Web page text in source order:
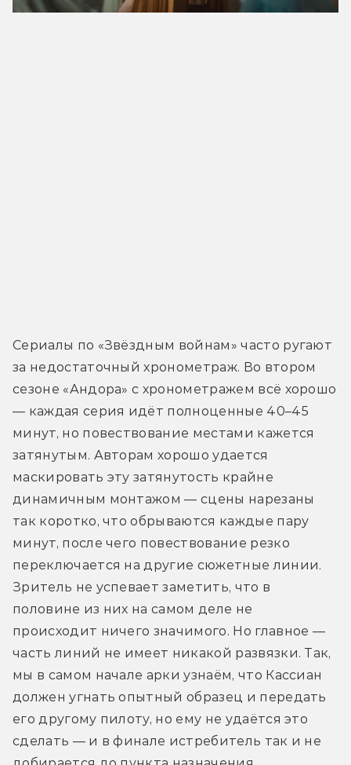
Сериалы по «Звёздным войнам» часто ругают
за недостаточный хронометраж. Во втором
сезоне «Андора» с хронометражем всё хорошо
— каждая серия идёт полноценные 40–45
минут, но повествование местами кажется
затянутым. Авторам хорошо удается
маскировать эту затянутость крайне
динамичным монтажом — сцены нарезаны
так коротко, что обрываются каждые пару
минут, после чего повествование резко
переключается на другие сюжетные линии.
Зритель не успевает заметить, что в
половине из них на самом деле не
происходит ничего значимого. Но главное —
часть линий не имеет никакой развязки. Так,
мы в самом начале арки узнаём, что Кассиан
должен угнать опытный образец и передать
его другому пилоту, но ему не удаётся это
сделать — и в финале истребитель так и не